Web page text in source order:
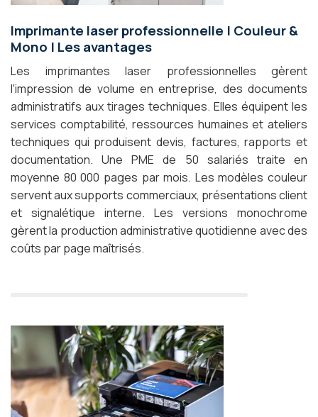
Imprimante laser professionnelle | Couleur &
Mono | Les avantages
Les imprimantes laser professionnelles gèrent
l'impression de volume en entreprise, des documents
administratifs aux tirages techniques. Elles équipent les
services comptabilité, ressources humaines et ateliers
techniques qui produisent devis, factures, rapports et
documentation. Une PME de 50 salariés traite en
moyenne 80 000 pages par mois. Les modèles couleur
servent aux supports commerciaux, présentations client
et signalétique interne. Les versions monochrome
gèrent la production administrative quotidienne avec des
coûts par page maîtrisés.